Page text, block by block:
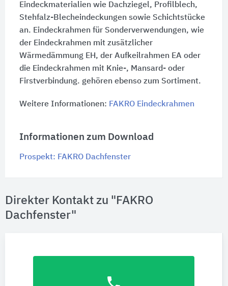
Eindeckmaterialien wie Dachziegel, Profilblech,
Stehfalz-Blecheindeckungen sowie Schichtstücke
an. Eindeckrahmen für Sonderverwendungen, wie
der Eindeckrahmen mit zusätzlicher
Wärmedämmung EH, der Aufkeilrahmen EA oder
die Eindeckrahmen mit Knie-, Mansard- oder
Firstverbindung. gehören ebenso zum Sortiment.
Weitere Informationen: FAKRO Eindeckrahmen
Informationen zum Download
Prospekt: FAKRO Dachfenster
Direkter Kontakt zu "FAKRO
Dachfenster"